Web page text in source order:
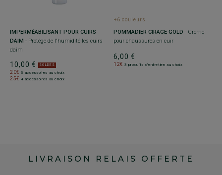
IMPERMÉABILISANT POUR CUIRS
DAIM - Protège de l'humidité les cuirs
daim
10,00 € SOLDES
20€ 3 accessoires au choix
25€ 4 accessoires au choix
+6 couleurs
POMMADIER CIRAGE GOLD - Crème
pour chaussures en cuir
6,00 €
12€ 3 produits d'entretien au choix
LIVRAISON RELAIS OFFERTE